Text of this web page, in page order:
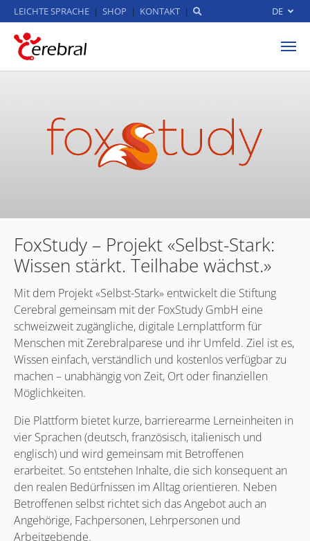
LEICHTE SPRACHE SHOP KONTAKT DE
FoxStudy – Projekt «Selbst-Stark:
Wissen stärkt. Teilhabe wächst.»
Mit dem Projekt «Selbst-Stark» entwickelt die Stiftung
Cerebral gemeinsam mit der FoxStudy GmbH eine
schweizweit zugängliche, digitale Lernplattform für
Menschen mit Zerebralparese und ihr Umfeld. Ziel ist es,
Wissen einfach, verständlich und kostenlos verfügbar zu
machen – unabhängig von Zeit, Ort oder finanziellen
Möglichkeiten.
Die Plattform bietet kurze, barrierearme Lerneinheiten in
vier Sprachen (deutsch, französisch, italienisch und
englisch) und wird gemeinsam mit Betroffenen
erarbeitet. So entstehen Inhalte, die sich konsequent an
den realen Bedürfnissen im Alltag orientieren. Neben
Betroffenen selbst richtet sich das Angebot auch an
Angehörige, Fachpersonen, Lehrpersonen und
Arbeitgebende.